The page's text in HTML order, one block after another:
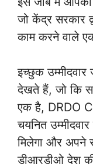
जो केंद्र सरकार
काम करने वाले
इच्छुक
देखते हैं, जो कि
एक है, DRDO
चयनित
मिलेगा और अपने
डीआरडीओ देश की